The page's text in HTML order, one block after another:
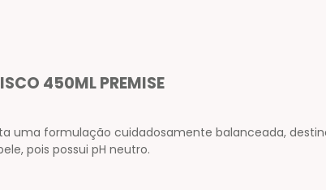
450ML PREMISE
uma formulação cuidadosamente balanceada,
pois possui pH neutro.